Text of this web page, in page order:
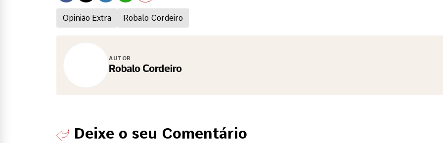
Opinião Extra Robalo Cordeiro
AUTOR
Robalo Cordeiro
Deixe o seu Comentário